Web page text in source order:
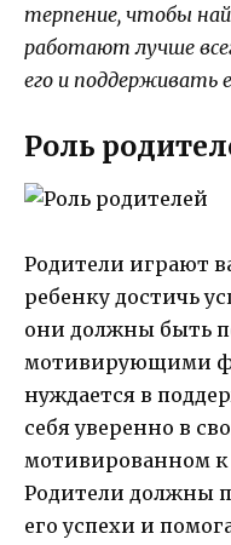
терпение, чтобы
работают лучше
его и поддерживать
Роль
Родители играют
ребенку достичь
они должны быть
мотивирующими
нуждается в
себя уверенно в
мотивированном
Родители должны
его успехи и